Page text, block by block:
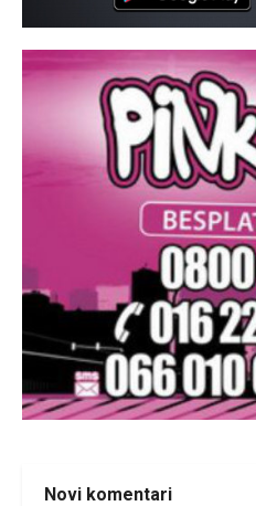
Novi komentari